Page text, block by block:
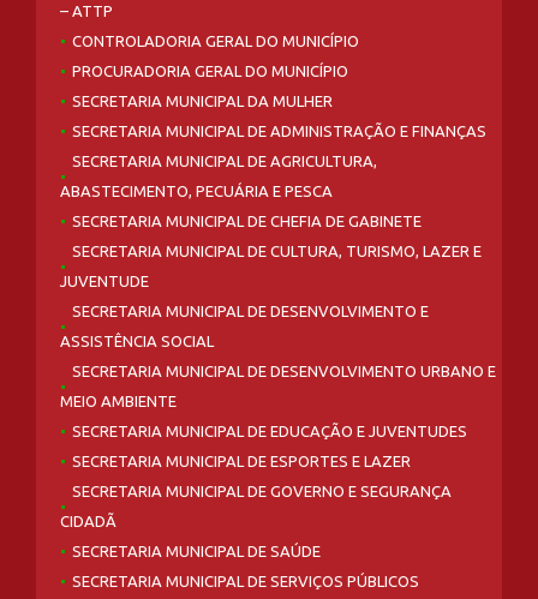
– ATTP
CONTROLADORIA GERAL DO MUNICÍPIO
PROCURADORIA GERAL DO MUNICÍPIO
SECRETARIA MUNICIPAL DA MULHER
SECRETARIA MUNICIPAL DE ADMINISTRAÇÃO E FINANÇAS
SECRETARIA MUNICIPAL DE AGRICULTURA,
ABASTECIMENTO, PECUÁRIA E PESCA
SECRETARIA MUNICIPAL DE CHEFIA DE GABINETE
SECRETARIA MUNICIPAL DE CULTURA, TURISMO, LAZER E
JUVENTUDE
SECRETARIA MUNICIPAL DE DESENVOLVIMENTO E
ASSISTÊNCIA SOCIAL
SECRETARIA MUNICIPAL DE DESENVOLVIMENTO URBANO E
MEIO AMBIENTE
SECRETARIA MUNICIPAL DE EDUCAÇÃO E JUVENTUDES
SECRETARIA MUNICIPAL DE ESPORTES E LAZER
SECRETARIA MUNICIPAL DE GOVERNO E SEGURANÇA
CIDADÃ
SECRETARIA MUNICIPAL DE SAÚDE
SECRETARIA MUNICIPAL DE SERVIÇOS PÚBLICOS